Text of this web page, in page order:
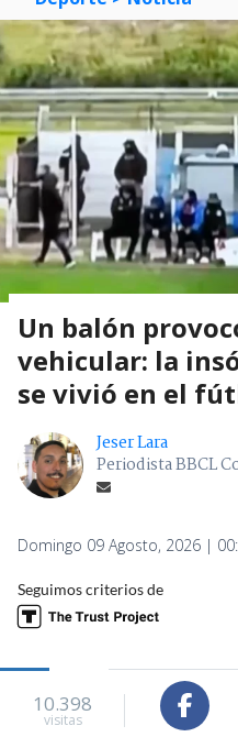
Un balón
vehicular: la
se vivió en el
Jeser Lara
Periodista BBCL
Domingo 09 Agosto, 2026 |
Seguimos criterios de
10.398
visitas